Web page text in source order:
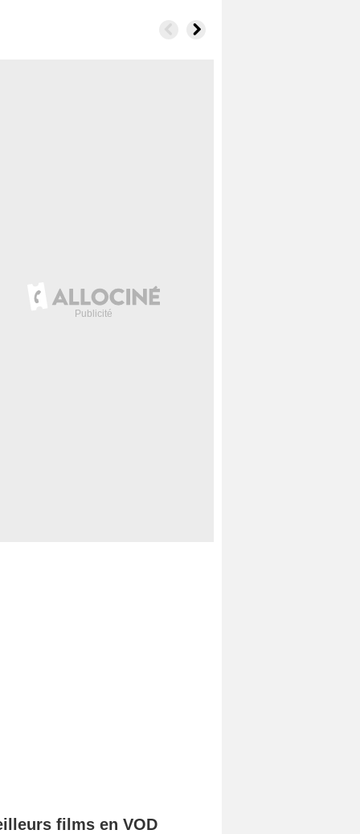
films en VOD